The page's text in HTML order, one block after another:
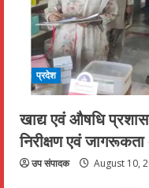
प्रदेश
खाद्य एवं औषधि
निरीक्षण एवं
उप संपादक August 10,